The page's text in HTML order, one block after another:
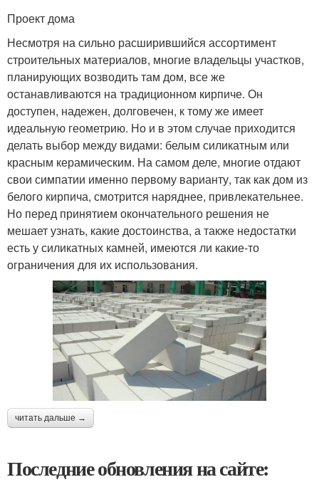
Проект дома
Несмотря на сильно расширившийся ассортимент
строительных материалов, многие владельцы участков,
планирующих возводить там дом, все же
останавливаются на традиционном кирпиче. Он
доступен, надежен, долговечен, к тому же имеет
идеальную геометрию. Но и в этом случае приходится
делать выбор между видами: белым силикатным или
красным керамическим. На самом деле, многие отдают
свои симпатии именно первому варианту, так как дом из
белого кирпича, смотрится наряднее, привлекательнее.
Но перед принятием окончательного решения не
мешает узнать, какие достоинства, а также недостатки
есть у силикатных камней, имеются ли какие-то
ограничения для их использования.
читать дальше →
Последние обновления на сайте: